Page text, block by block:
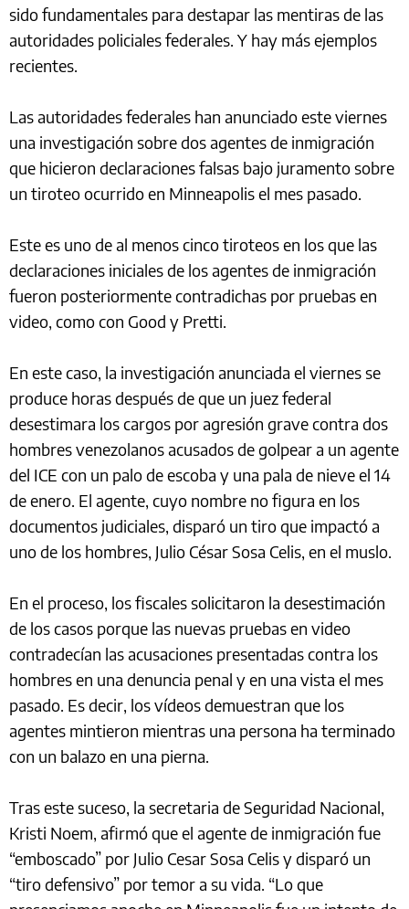
sido fundamentales para destapar las mentiras de las
autoridades policiales federales. Y hay más ejemplos
recientes.
Las autoridades federales han anunciado este viernes
una investigación sobre dos agentes de inmigración
que hicieron declaraciones falsas bajo juramento sobre
un tiroteo ocurrido en Minneapolis el mes pasado.
Este es uno de al menos cinco tiroteos en los que las
declaraciones iniciales de los agentes de inmigración
fueron posteriormente contradichas por pruebas en
video, como con Good y Pretti.
En este caso, la investigación anunciada el viernes se
produce horas después de que un juez federal
desestimara los cargos por agresión grave contra dos
hombres venezolanos acusados de golpear a un agente
del ICE con un palo de escoba y una pala de nieve el 14
de enero. El agente, cuyo nombre no figura en los
documentos judiciales, disparó un tiro que impactó a
uno de los hombres, Julio César Sosa Celis, en el muslo.
En el proceso, los fiscales solicitaron la desestimación
de los casos porque las nuevas pruebas en video
contradecían las acusaciones presentadas contra los
hombres en una denuncia penal y en una vista el mes
pasado. Es decir, los vídeos demuestran que los
agentes mintieron mientras una persona ha terminado
con un balazo en una pierna.
Tras este suceso, la secretaria de Seguridad Nacional,
Kristi Noem, afirmó que el agente de inmigración fue
“emboscado” por Julio Cesar Sosa Celis y disparó un
“tiro defensivo” por temor a su vida. “Lo que